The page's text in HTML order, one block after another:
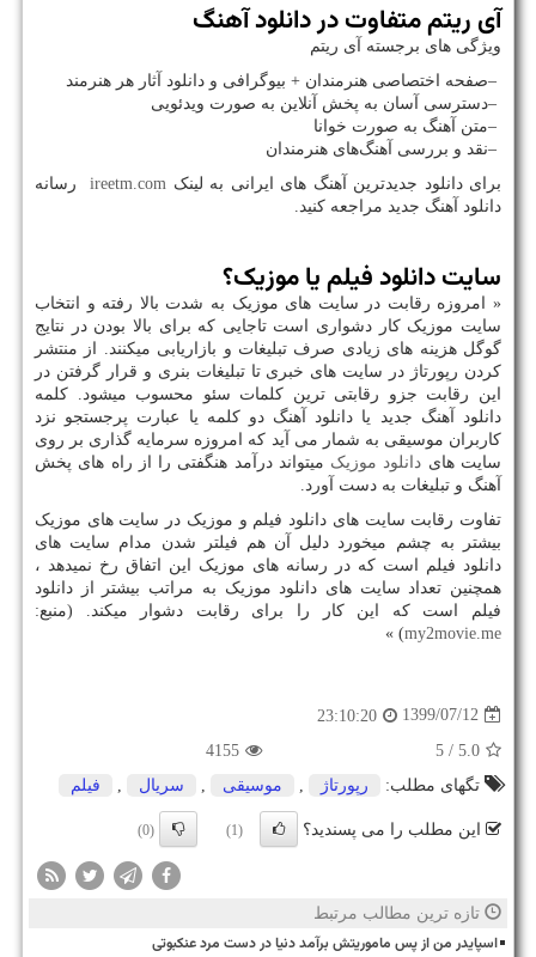
آی ریتم متفاوت در دانلود آهنگ
ویژگی های برجسته آی ریتم
–صفحه اختصاصی هنرمندان + بیوگرافی و دانلود آثار هر هنرمند
–دسترسی آسان به پخش آنلاین به صورت ویدئویی
–متن آهنگ به صورت خوانا
–نقد و بررسی آهنگ‌های هنرمندان
برای دانلود جدیدترین آهنگ های ایرانی به لینک ireetm.com رسانه
دانلود آهنگ جدید مراجعه کنید.
سایت دانلود فیلم یا موزیک؟
« امروزه رقابت در سایت های موزیک به شدت بالا رفته و انتخاب
سایت موزیک کار دشواری است تاجایی که برای بالا بودن در نتایج
گوگل هزینه های زیادی صرف تبلیغات و بازاریابی میکنند. از منتشر
کردن رپورتاژ در سایت های خبری تا تبلیغات بنری و قرار گرفتن در
این رقابت جزو رقابتی ترین کلمات سئو محسوب میشود. کلمه
دانلود آهنگ جدید یا دانلود آهنگ دو کلمه یا عبارت پرجستجو نزد
کاربران موسیقی به شمار می آید که امروزه سرمایه گذاری بر روی
سایت های دانلود موزیک میتواند درآمد هنگفتی را از راه های پخش
آهنگ و تبلیغات به دست آورد.
تفاوت رقابت سایت های دانلود فیلم و موزیک در سایت های موزیک
بیشتر به چشم میخورد دلیل آن هم فیلتر شدن مدام سایت های
دانلود فیلم است که در رسانه های موزیک این اتفاق رخ نمیدهد ،
همچنین تعداد سایت های دانلود موزیک به مراتب بیشتر از دانلود
فیلم است که این کار را برای رقابت دشوار میکند. (منبع:
my2movie.me
) »
1399/07/12
23:10:20
5.0
/ 5
4155
تگهای مطلب:
رپورتاژ , موسیقی , سریال , فیلم
این مطلب را می پسندید؟ (1)
(0)
تازه ترین مطالب مرتبط
اسپایدر من از پس ماموریتش برآمد دنیا در دست مرد عنکبوتی